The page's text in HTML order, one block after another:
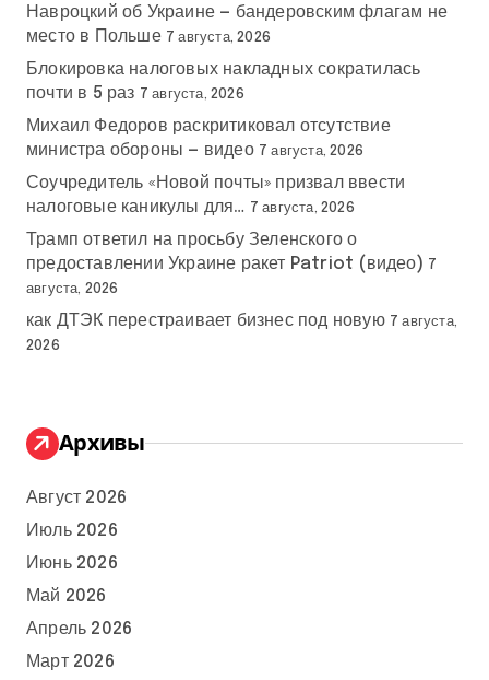
Навроцкий об Украине — бандеровским флагам не
место в Польше 7 августа, 2026
Блокировка налоговых накладных сократилась
почти в 5 раз 7 августа, 2026
Михаил Федоров раскритиковал отсутствие
министра обороны — видео 7 августа, 2026
Соучредитель «Новой почты» призвал ввести
налоговые каникулы для… 7 августа, 2026
Трамп ответил на просьбу Зеленского о
предоставлении Украине ракет Patriot (видео) 7
августа, 2026
как ДТЭК перестраивает бизнес под новую 7 августа,
2026
Архивы
Август 2026
Июль 2026
Июнь 2026
Май 2026
Апрель 2026
Март 2026